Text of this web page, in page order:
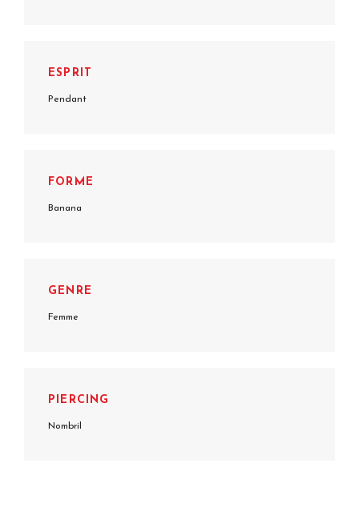
ESPRIT
Pendant
FORME
Banana
GENRE
Femme
PIERCING
Nombril